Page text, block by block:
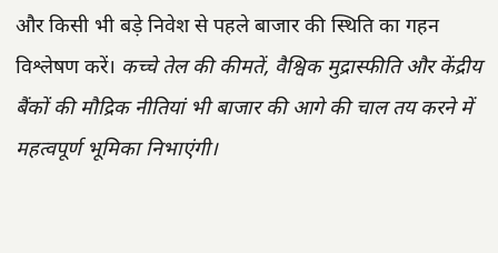
और किसी भी बड़े निवेश से पहले बाजार की स्थिति का गहन
विश्लेषण करें। कच्चे तेल की कीमतें, वैश्विक मुद्रास्फीति और केंद्रीय
बैंकों की मौद्रिक नीतियां भी बाजार की आगे की चाल तय करने में
महत्वपूर्ण भूमिका निभाएंगी।